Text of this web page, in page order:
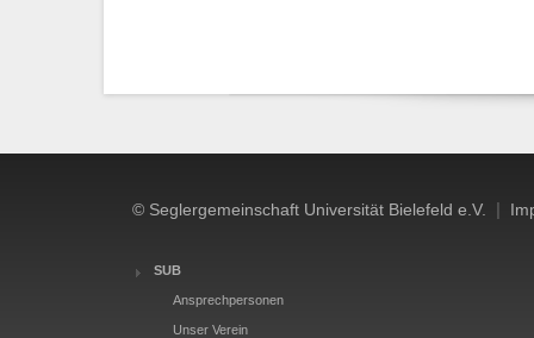
© Seglergemeinschaft Universität Bielefeld e.V. |
SUB
Ansprechpersonen
Unser Verein